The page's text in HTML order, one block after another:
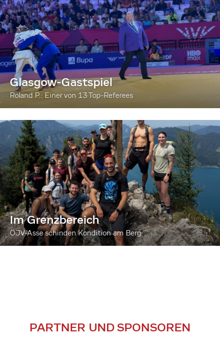
Glasgow-Gastspiel
Roland P.: Einer von 13 Top-Referees
Im Grenzbereich
ÖJV-Asse schinden Kondition am Berg
PARTNER UND SPONSOREN